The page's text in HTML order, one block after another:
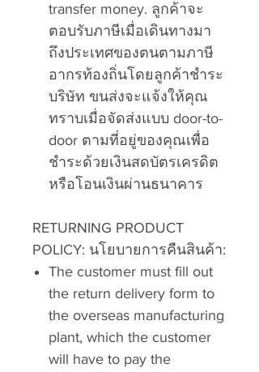
transfer money. ลูกค้าจะ
ตอบรับภาษีเมื่อเดินทางมา
ถึงประเทศของตนตามภาษี
อากรท้องถิ่นโดยลูกค้าชำระ
บริษัท ขนส่งจะแจ้งให้คุณ
ทราบเมื่อจัดส่งแบบ door-to-
door ตามที่อยู่ของคุณเพื่อ
ชำระด้วยเงินสดบัตรเครดิต
หรือโอนเงินผ่านธนาคาร
RETURNING PRODUCT
POLICY: นโยบายการคืนสินค้า:
The customer must fill out
the return delivery form to
the overseas manufacturing
plant, which the customer
will have to pay the